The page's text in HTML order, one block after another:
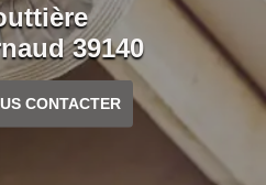
39140
CONTACTER